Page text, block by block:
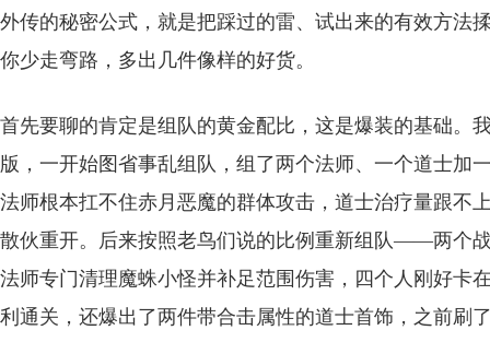
外传的秘密公式，就是把踩过的雷、试出来的有效方法
你少走弯路，多出几件像样的好货。
首先要聊的肯定是组队的黄金配比，这是爆装的基础。
版，一开始图省事乱组队，组了两个法师、一个道士加
法师根本扛不住赤月恶魔的群体攻击，道士治疗量跟不
散伙重开。后来按照老鸟们说的比例重新组队——两个
法师专门清理魔蛛小怪并补足范围伤害，四个人刚好卡
利通关，还爆出了两件带合击属性的道士首饰，之前刷